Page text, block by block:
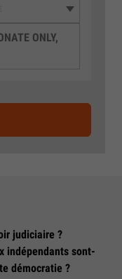
ONLY,
judiciaire ?
indépendants sont-
démocratie ?